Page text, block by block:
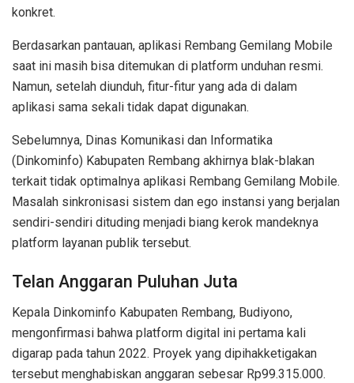
konkret.
Berdasarkan pantauan, aplikasi Rembang Gemilang Mobile
saat ini masih bisa ditemukan di platform unduhan resmi.
Namun, setelah diunduh, fitur-fitur yang ada di dalam
aplikasi sama sekali tidak dapat digunakan.
Sebelumnya, Dinas Komunikasi dan Informatika
(Dinkominfo) Kabupaten Rembang akhirnya blak-blakan
terkait tidak optimalnya aplikasi Rembang Gemilang Mobile.
Masalah sinkronisasi sistem dan ego instansi yang berjalan
sendiri-sendiri dituding menjadi biang kerok mandeknya
platform layanan publik tersebut.
Telan Anggaran Puluhan Juta
Kepala Dinkominfo Kabupaten Rembang, Budiyono,
mengonfirmasi bahwa platform digital ini pertama kali
digarap pada tahun 2022. Proyek yang dipihakketigakan
tersebut menghabiskan anggaran sebesar Rp99.315.000.